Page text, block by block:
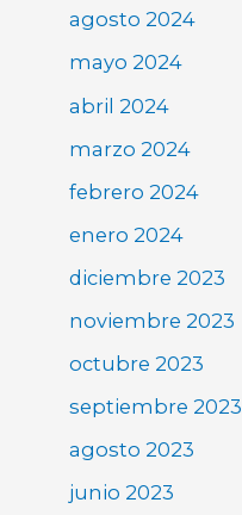
agosto 2024
mayo 2024
abril 2024
marzo 2024
febrero 2024
enero 2024
diciembre 2023
noviembre 2023
octubre 2023
septiembre 2023
agosto 2023
junio 2023